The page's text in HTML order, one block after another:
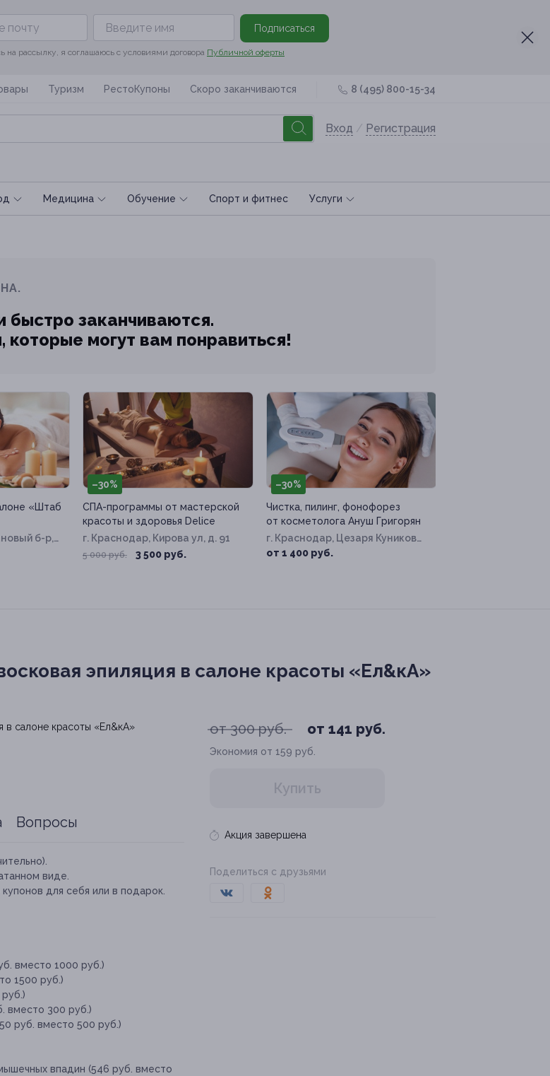
Подписаться
на рассылку, я соглашаюсь с условиями договора Публичной оферты
Туризм РестоКупоны Скоро заканчиваются 8 (495) 800-15-34
Вход / Регистрация
Медицина Обучение Спoрт и фитнес Услуги
заканчиваются.
могут вам понравиться!
«Штаб
б-р,
–30%
СПА-программы от мастерской
красоты и здоровья Delice
г. Краснодар, Кирова ул, д. 91
5 000 руб. 3 500 руб.
–30%
Чистка, пилинг, фонофорез
от косметолога Ануш Григорян
г. Краснодар, Цезаря Куникова
ул, д. 24, к. 2
от 1 400 руб.
эпиляция в салоне красоты «Ел&кА»
от 300 руб. от 141 руб.
Экономия от 159 руб.
Купить
Акция завершена
Поделиться с друзьями
Вопросы
виде.
для себя или в подарок.
вместо 1000 руб.)
1500 руб.)
вместо 300 руб.)
руб. вместо 500 руб.)
впадин (546 руб. вместо